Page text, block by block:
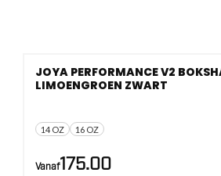
14 OZ 16 OZ
JOYA PERFORMANCE V2
LIMOENGROEN ZWART
Vanaf175.00